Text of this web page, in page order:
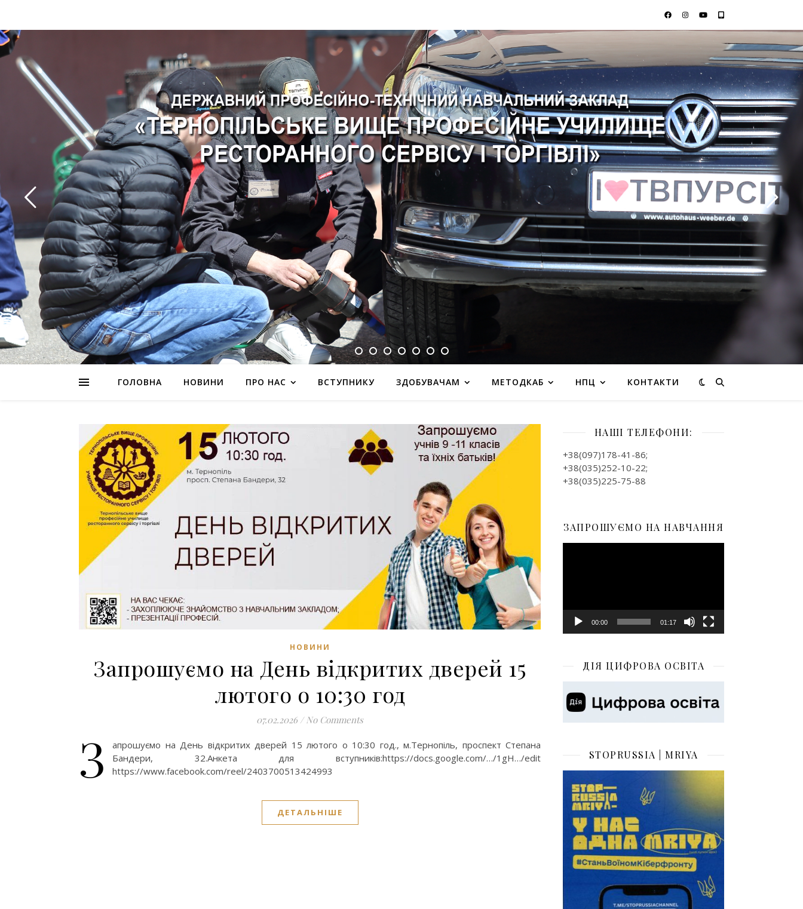
ГОЛОВНА НОВИНИ ПРО НАС ВСТУПНИКУ ЗДОБУВАЧАМ МЕТОДКАБ НПЦ КОНТАКТИ
НОВИНИ
Запрошуємо на День відкритих дверей 15
лютого о 10:30 год
07.02.2026 / No Comments
З
апрошуємо на День відкритих дверей 15 лютого о 10:30 год., м.Тернопіль, проспект Степана
Бандери, 32.Анкета для вступників:https://docs.google.com/…/1gH…/edit
https://www.facebook.com/reel/2403700513424993
ДЕТАЛЬНІШЕ
НАШІ ТЕЛЕФОНИ:
+38(097)178-41-86;
+38(035)252-10-22;
+38(035)225-75-88
ЗАПРОШУЄМО НА НАВЧАННЯ
00:00 01:17
ДІЯ ЦИФРОВА ОСВІТА
STOPRUSSIA | MRIYA